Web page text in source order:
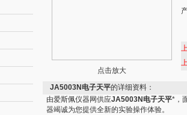
点击放大
JA5003N电子天平的详细资料：
由爱斯佩仪器网供应JA5003N电子天平*，
器竭诚为您提供全新的实验操作体验。